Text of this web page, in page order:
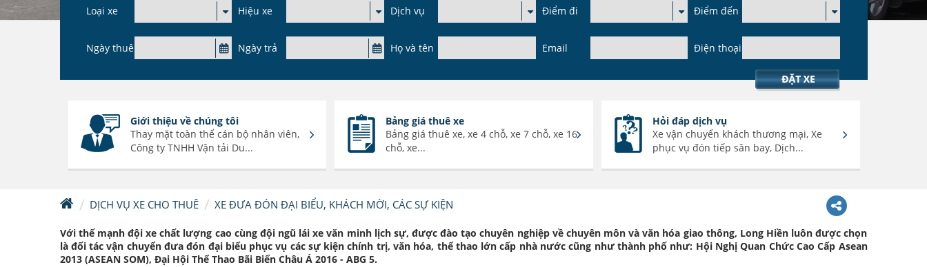
Loại xe Hiệu xe Dịch vụ Điểm đi Điểm đến
Ngày thuê Ngày trả Họ và tên Email Điện thoại
Giới thiệu về chúng tôi
Thay mặt toàn thể cán bộ nhân viên,
Công ty TNHH Vận tải Du...
Bảng giá thuê xe
Bảng giá thuê xe, xe 4 chỗ, xe 7 chỗ, xe 16
chỗ, xe...
Hỏi đáp dịch vụ
Xe vận chuyển khách thương mại, Xe
phục vụ đón tiếp sân bay, Dịch...
DỊCH VỤ XE CHO THUÊ XE ĐƯA ĐÓN ĐẠI BIỂU, KHÁCH MỜI, CÁC SỰ KIỆN
Với thế mạnh đội xe chất lượng cao cùng đội ngũ lái xe văn minh lịch sự, được đào tạo chuyên nghiệp về chuyên môn và văn hóa giao thông, Long Hiền luôn được chọn
là đối tác vận chuyển đưa đón đại biểu phục vụ các sự kiện chính trị, văn hóa, thể thao lớn cấp nhà nước cũng như thành phố như: Hội Nghị Quan Chức Cao Cấp Asean
2013 (ASEAN SOM), Đại Hội Thể Thao Bãi Biển Châu Á 2016 - ABG 5.